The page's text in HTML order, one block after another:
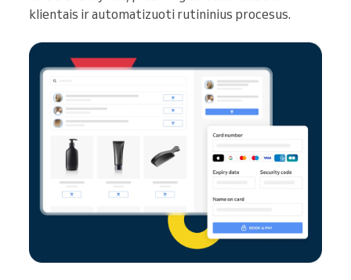
klientais ir automatizuoti rutininius procesus.